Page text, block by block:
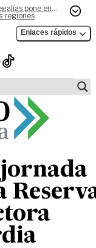
pone en
regiones
Enlaces rápidos